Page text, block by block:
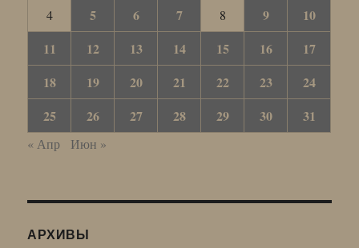
4 5 6 7 8 9
10
11
12 13 14 15 16
17
18
19 20 21 22 23
24
25
26 27 28 29 30 31
« Апр Июн »
АРХИВЫ